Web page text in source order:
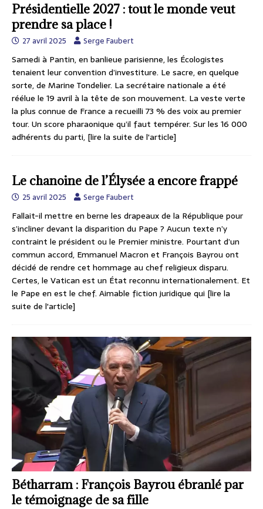
Présidentielle 2027 : tout le monde veut
prendre sa place !
27 avril 2025 Serge Faubert
Samedi à Pantin, en banlieue parisienne, les Écologistes
tenaient leur convention d’investiture. Le sacre, en quelque
sorte, de Marine Tondelier. La secrétaire nationale a été
réélue le 19 avril à la tête de son mouvement. La veste verte
la plus connue de France a recueilli 73 % des voix au premier
tour. Un score pharaonique qu’il faut tempérer. Sur les 16 000
adhérents du parti, [lire la suite de l'article]
Le chanoine de l’Élysée a encore frappé
25 avril 2025 Serge Faubert
Fallait-il mettre en berne les drapeaux de la République pour
s’incliner devant la disparition du Pape ? Aucun texte n’y
contraint le président ou le Premier ministre. Pourtant d’un
commun accord, Emmanuel Macron et François Bayrou ont
décidé de rendre cet hommage au chef religieux disparu.
Certes, le Vatican est un État reconnu internationalement. Et
le Pape en est le chef. Aimable fiction juridique qui [lire la
suite de l'article]
Bétharram : François Bayrou ébranlé par
le témoignage de sa fille